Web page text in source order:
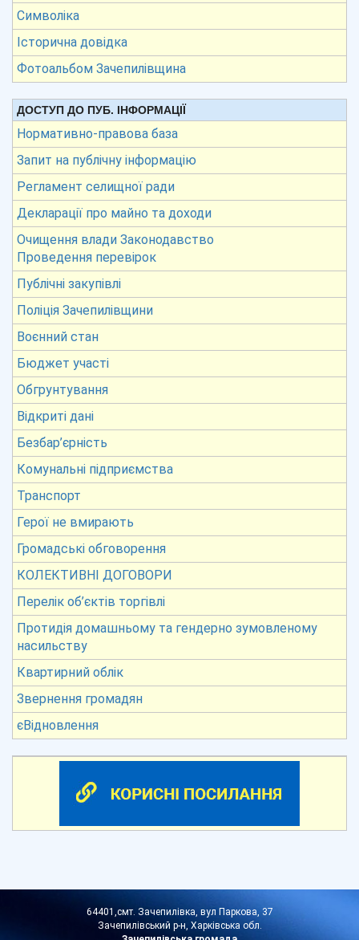
Символіка
Історична довідка
Фотоальбом Зачепилівщина
ДОСТУП ДО ПУБ. ІНФОРМАЦІЇ
Нормативно-правова база
Запит на публічну інформацію
Регламент селищної ради
Декларації про майно та доходи
Очищення влади Законодавство
Проведення перевірок
Публічні закупівлі
Поліція Зачепилівщини
Воєнний стан
Бюджет участі
Обгрунтування
Відкриті дані
Безбар’єрність
Комунальні підприємства
Транспорт
Герої не вмирають
Громадські обговорення
КОЛЕКТИВНІ ДОГОВОРИ
Перелік об’єктів торгівлі
Протидія домашньому та гендерно зумовленому
насильству
Квартирний облік
Звернення громадян
єВідновлення
64401,смт. Зачепилівка, вул Паркова, 37
Зачепилівський р-н, Харківська обл.